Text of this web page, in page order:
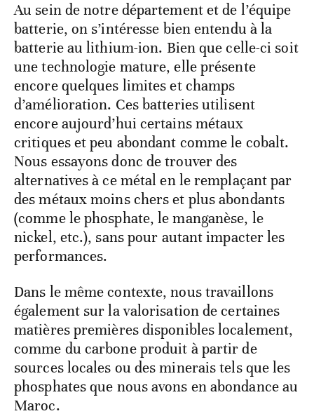
Au sein de notre département et de l’équipe
batterie, on s’intéresse bien entendu à la
batterie au lithium-ion. Bien que celle-ci soit
une technologie mature, elle présente
encore quelques limites et champs
d’amélioration. Ces batteries utilisent
encore aujourd’hui certains métaux
critiques et peu abondant comme le cobalt.
Nous essayons donc de trouver des
alternatives à ce métal en le remplaçant par
des métaux moins chers et plus abondants
(comme le phosphate, le manganèse, le
nickel, etc.), sans pour autant impacter les
performances.
Dans le même contexte, nous travaillons
également sur la valorisation de certaines
matières premières disponibles localement,
comme du carbone produit à partir de
sources locales ou des minerais tels que les
phosphates que nous avons en abondance au
Maroc.